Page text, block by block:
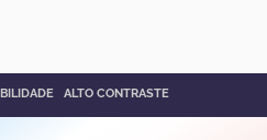
ALTO CONTRASTE